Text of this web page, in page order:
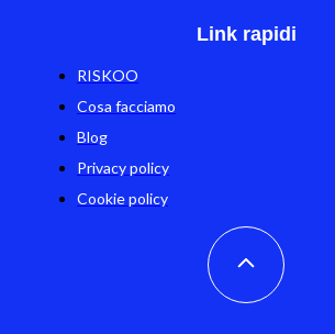
Link rapidi
RISKOO
Cosa facciamo
Blog
Privacy policy
Cookie policy